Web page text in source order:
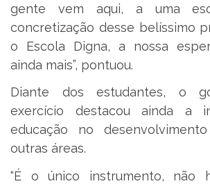
gente vem aqui, a uma
concretização desse belíssimo
o Escola Digna, a nossa
ainda mais”, pontuou.
Diante dos estudantes, o
exercício destacou ainda a
educação no
outras áreas.
“É o único instrumento, não